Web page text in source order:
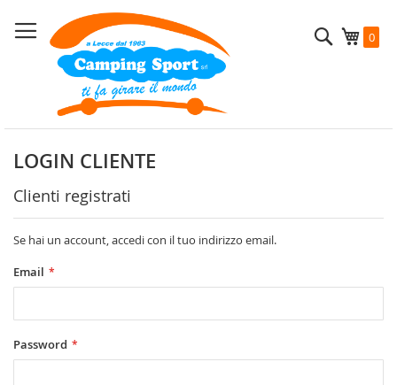
al
contenuto
0
Cerca
LOGIN CLIENTE
Clienti registrati
Se hai un account, accedi con il tuo indirizzo email.
Email
Password